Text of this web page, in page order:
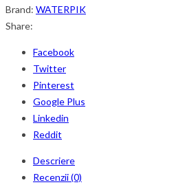
Brand: WATERPIK
Share:
Facebook
Twitter
Pinterest
Google Plus
Linkedin
Reddit
Descriere
Recenzii (0)